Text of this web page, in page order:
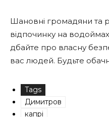
Шановні громадяни та
відпочинку на
дбайте про власну
вас людей. Будьте
Tags
Димитров
капрі